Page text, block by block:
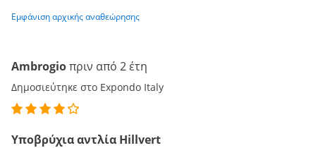
Εμφάνιση αρχικής αναθεώρησης
Ambrogioπριν από 2 έτη
Δημοσιεύτηκε στο Expondo Italy
Υποβρύχια αντλία Hillvert